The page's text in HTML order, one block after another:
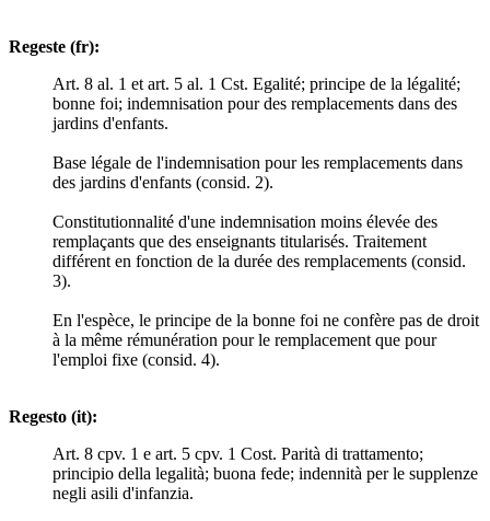
Regeste (fr):
Art. 8 al. 1 et art. 5 al. 1 Cst. Egalité; principe de la légalité;
bonne foi; indemnisation pour des remplacements dans des
jardins d'enfants.
Base légale de l'indemnisation pour les remplacements dans
des jardins d'enfants (consid. 2).
Constitutionnalité d'une indemnisation moins élevée des
remplaçants que des enseignants titularisés. Traitement
différent en fonction de la durée des remplacements (consid.
3).
En l'espèce, le principe de la bonne foi ne confère pas de droit
à la même rémunération pour le remplacement que pour
l'emploi fixe (consid. 4).
Regesto (it):
Art. 8 cpv. 1 e art. 5 cpv. 1 Cost. Parità di trattamento;
principio della legalità; buona fede; indennità per le supplenze
negli asili d'infanzia.